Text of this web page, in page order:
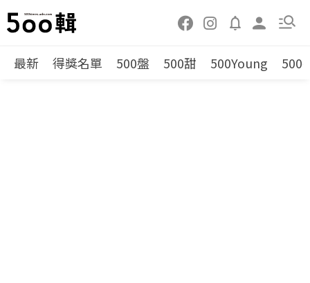
最新 得獎名單 500盤 500甜 500Young 500